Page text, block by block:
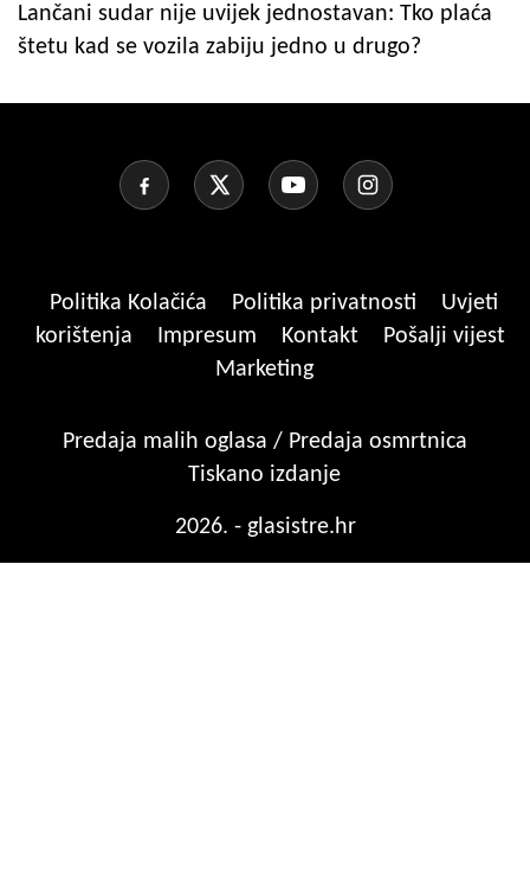
Lančani sudar nije uvijek jednostavan: Tko plaća
štetu kad se vozila zabiju jedno u drugo?
Politika Kolačića Politika privatnosti
Uvjeti
korištenja
Impresum Kontakt
Pošalji vijest
Marketing
Predaja malih oglasa / Predaja osmrtnica
Tiskano izdanje
2026. - glasistre.hr